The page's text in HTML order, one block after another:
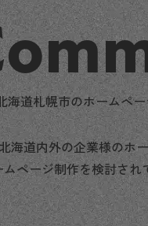
海道札幌市のホームペ
海道内外の企業様のホ
ページ制作を検討さ